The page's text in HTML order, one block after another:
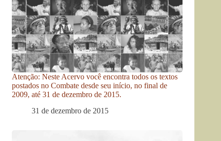
Atenção: Neste Acervo você encontra todos os textos
postados no Combate desde seu início, no final de
2009, até 31 de dezembro de 2015.
31 de dezembro de 2015